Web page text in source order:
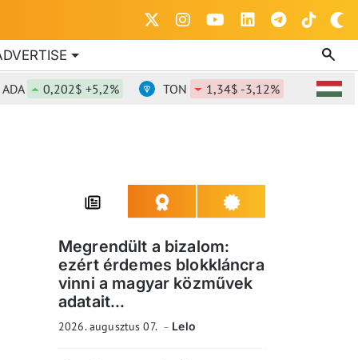
0,202$ +5,2% TON 1,34$ -3,12% DOT
Megrendült a bizalom:
ezért érdemes blokkláncra
vinni a magyar közművek
adatait...
2026. augusztus 07. Lelo